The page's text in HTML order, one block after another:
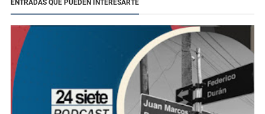
ENTRADAS QUE PUEDEN INTERESARTE